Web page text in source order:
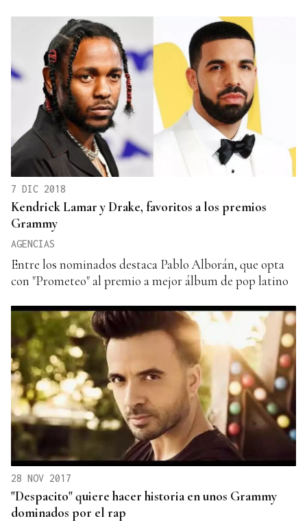
7 DIC 2018
Kendrick Lamar y Drake, favoritos a los premios
Grammy
AGENCIAS
Entre los nominados destaca Pablo Alborán, que opta
con "Prometeo" al premio a mejor álbum de pop latino
28 NOV 2017
"Despacito" quiere hacer historia en unos Grammy
dominados por el rap